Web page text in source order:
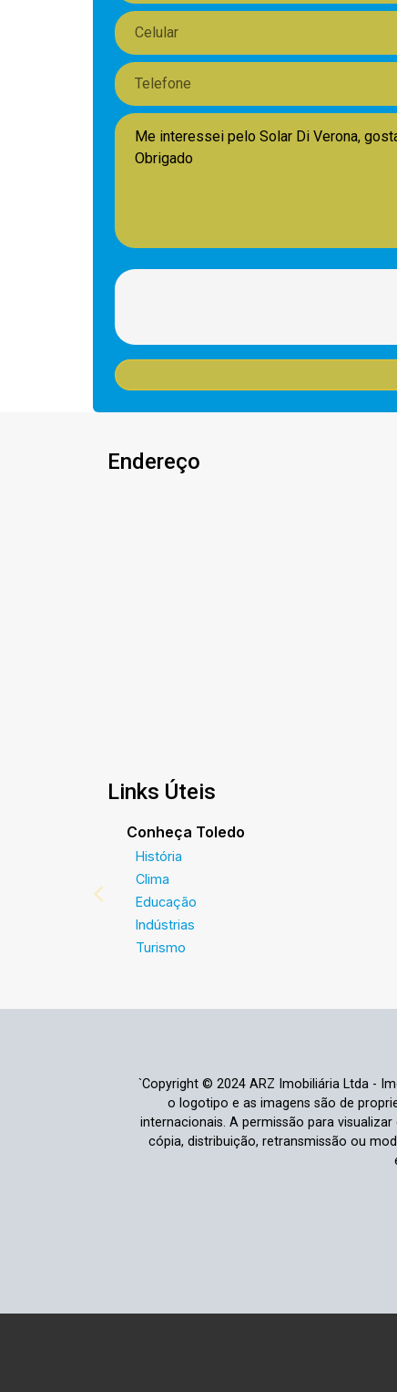
Endereço
Links Úteis
Conheça Toledo
História
Clima
Educação
Indústrias
Turismo
`Copyright © 2024 ARZ Imobiliária Ltda -
o logotipo e as imagens são de
internacionais. A permissão para
cópia, distribuição, retransmissão ou